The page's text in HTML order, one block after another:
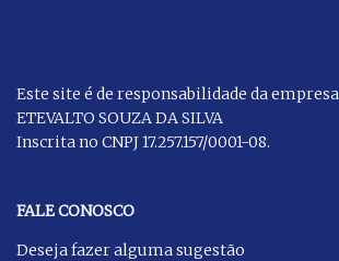
Este site é de responsabilidade da empresa
ETEVALTO SOUZA DA SILVA
Inscrita no CNPJ 17.257.157/0001-08.
FALE CONOSCO
Deseja fazer alguma sugestão